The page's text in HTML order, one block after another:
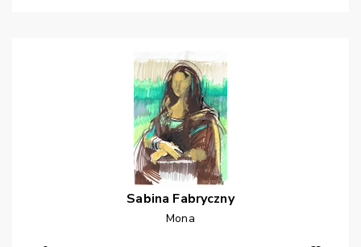
Sabina Fabryczny
Mona